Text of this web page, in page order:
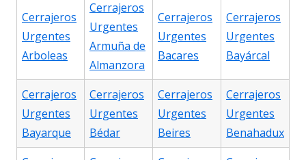
Cerrajeros
Urgentes
Arboleas
Cerrajeros
Urgentes
Armuña de
Almanzora
Cerrajeros
Urgentes
Bacares
Cerrajeros
Urgentes
Bayárcal
Cerrajeros
Urgentes
Bayarque
Cerrajeros
Urgentes
Bédar
Cerrajeros
Urgentes
Beires
Cerrajeros
Urgentes
Benahadux